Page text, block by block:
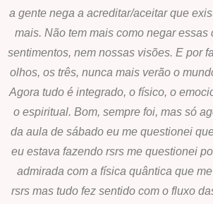
a gente nega a acreditar/aceitar que
mais. Não tem mais como negar essas
sentimentos, nem nossas visões. E por
olhos, os três, nunca mais verão o
Agora tudo é integrado, o físico, o
o espiritual. Bom, sempre foi, mas só
da aula de sábado eu me questionei
eu estava fazendo rsrs me questionei
admirada com a física quântica que
rsrs mas tudo fez sentido com o fluxo